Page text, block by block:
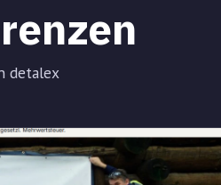
detalex